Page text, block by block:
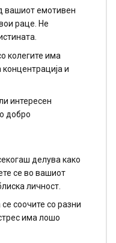
вашиот емотивен
раце. Не
колегите има
и
интересен
добро
делува како
се во вашиот
личност.
соочите со разни
има лошо